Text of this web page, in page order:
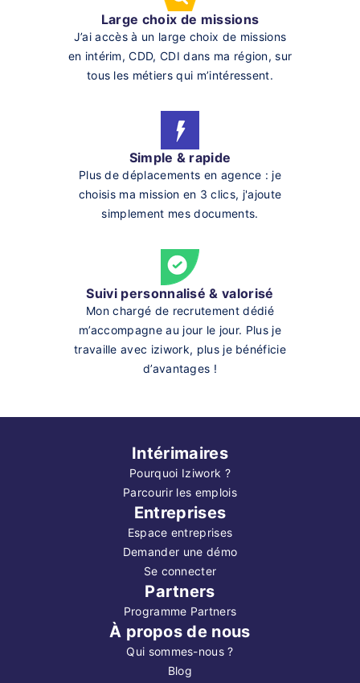
Large choix de missions
J’ai accès à un large choix de missions
en intérim, CDD, CDI dans ma région, sur
tous les métiers qui m’intéressent.
Simple & rapide
Plus de déplacements en agence : je
choisis ma mission en 3 clics, j'ajoute
simplement mes documents.
Suivi personnalisé & valorisé
Mon chargé de recrutement dédié
m’accompagne au jour le jour. Plus je
travaille avec iziwork, plus je bénéficie
d’avantages !
Intérimaires
Pourquoi Iziwork ?
Parcourir les emplois
Entreprises
Espace entreprises
Demander une démo
Se connecter
Partners
Programme Partners
À propos de nous
Qui sommes-nous ?
Blog